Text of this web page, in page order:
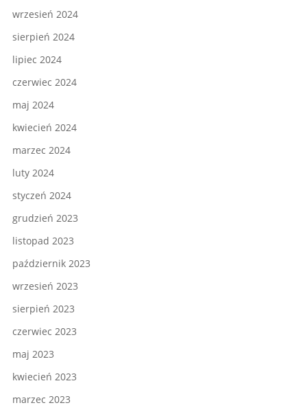
wrzesień 2024
sierpień 2024
lipiec 2024
czerwiec 2024
maj 2024
kwiecień 2024
marzec 2024
luty 2024
styczeń 2024
grudzień 2023
listopad 2023
październik 2023
wrzesień 2023
sierpień 2023
czerwiec 2023
maj 2023
kwiecień 2023
marzec 2023